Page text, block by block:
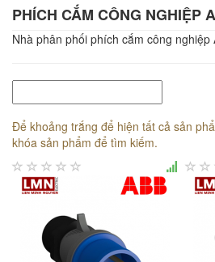
PHÍCH CẮM CÔNG NGHIỆP
Nhà phân phối phích cắm công nghiệp
Để khoảng trắng để hiện tất cả sản
khóa sản phẩm để tìm kiếm.